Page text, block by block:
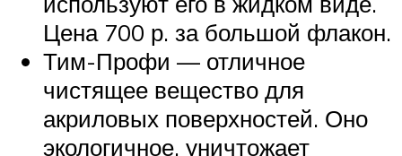
Цена 700 р. за большой флакон.
Тим-Профи — отличное
чистящее вещество для
акриловых поверхностей. Оно
экологичное, уничтожает